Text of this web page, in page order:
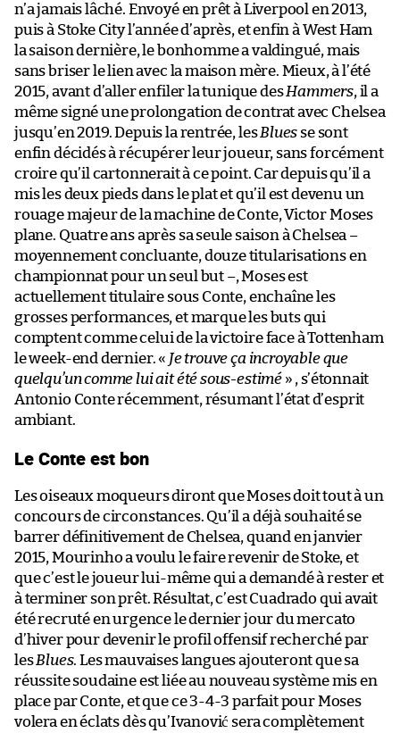
n’a jamais lâché. Envoyé en prêt à Liverpool en 2013,
puis à Stoke City l’année d’après, et enfin à West Ham
la saison dernière, le bonhomme a valdingué, mais
sans briser le lien avec la maison mère. Mieux, à l’été
2015, avant d’aller enfiler la tunique desHammers, il a
même signé une prolongation de contrat avec Chelsea
jusqu’en 2019. Depuis la rentrée, lesBlues se sont
enfin décidés à récupérer leur joueur, sans forcément
croire qu’il cartonnerait à ce point. Car depuis qu’il a
mis les deux pieds dans le plat et qu’il est devenu un
rouage majeur de la machine de Conte, Victor Moses
plane. Quatre ans après sa seule saison à Chelsea –
moyennement concluante, douze titularisations en
championnat pour un seul but –, Moses est
actuellement titulaire sous Conte, enchaîne les
grosses performances, et marque les buts qui
comptent comme celui de la victoire face à Tottenham
le week-end dernier. « Je trouve ça incroyable que
quelqu’un comme lui ait été sous-estimé» , s’étonnait
Antonio Conte récemment, résumant l’état d’esprit
ambiant.
Le Conte est bon
Les oiseaux moqueurs diront que Moses doit tout à un
concours de circonstances. Qu’il a déjà souhaité se
barrer définitivement de Chelsea, quand en janvier
2015, Mourinho a voulu le faire revenir de Stoke, et
que c’est le joueur lui-même qui a demandé à rester et
à terminer son prêt. Résultat, c’est Cuadrado qui avait
été recruté en urgence le dernier jour du mercato
d’hiver pour devenir le profil offensif recherché par
lesBlues. Les mauvaises langues ajouteront que sa
réussite soudaine est liée au nouveau système mis en
place par Conte, et que ce 3-4-3 parfait pour Moses
volera en éclats dès qu’Ivanović sera complètement